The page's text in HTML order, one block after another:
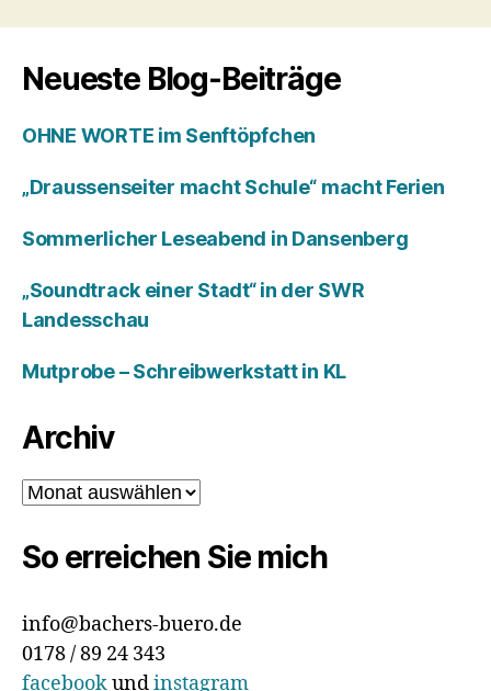
Neueste Blog-Beiträge
OHNE WORTE im Senftöpfchen
„Draussenseiter macht Schule“ macht Ferien
Sommerlicher Leseabend in Dansenberg
„Soundtrack einer Stadt“ in der SWR
Landesschau
Mutprobe – Schreibwerkstatt in KL
Archiv
Archiv
So erreichen Sie mich
info@bachers-buero.de
0178 / 89 24 343
facebookundinstagram